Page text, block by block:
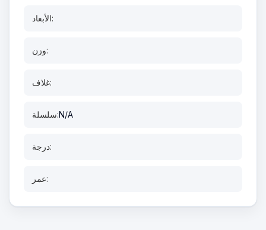
الأبعاد:
وزن:
غلاف:
سلسلة:N/A
درجة:
عمر: